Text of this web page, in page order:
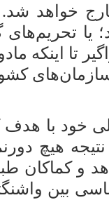
خواهد
تا اینکه
خود با
هیچ
و کماکان
بین